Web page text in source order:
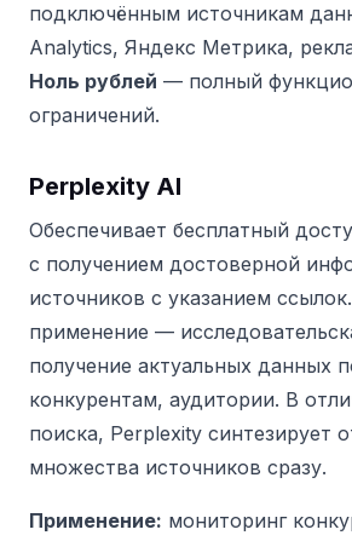
подключённым источникам
Analytics, Яндекс Метрика,
Ноль рублей — полный
ограничений.
Perplexity AI
Обеспечивает бесплатный
с получением достоверной
источников с указанием
применение —
получение актуальных данных
конкурентам, аудитории. В
поиска, Perplexity синтезирует
множества источников сразу.
Применение: мониторинг